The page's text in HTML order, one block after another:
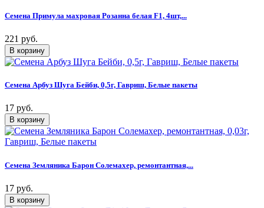
Семена Примула махровая Розанна белая F1, 4шт,...
221 руб.
Семена Арбуз Шуга Бейби, 0,5г, Гавриш, Белые пакеты
17 руб.
Семена Земляника Барон Солемахер, ремонтантная,...
17 руб.